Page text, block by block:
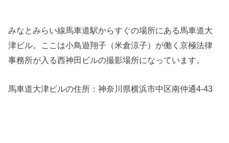
みなとみらい線馬車道駅からすぐの場所にある馬車道大
津ビル。ここは小鳥遊翔子（米倉涼子）が働く京極法律
事務所が入る西神田ビルの撮影場所になっています。
馬車道大津ビルの住所：神奈川県横浜市中区南仲通4-43